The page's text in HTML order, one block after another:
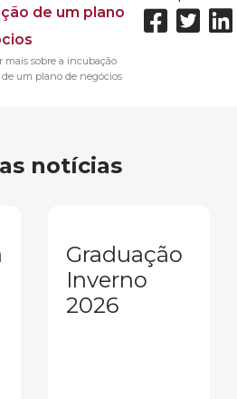
sobre a incubação
um plano de negócios
notícias
Graduação
Inverno
2026